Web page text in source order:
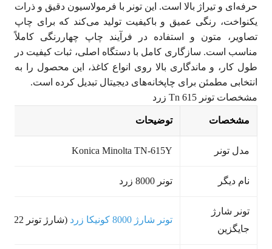
حرفه‌ای و تیراژ بالا است. این تونر با فرمولاسیون دقیق و ذرات
یکنواخت، رنگی عمیق و باکیفیت تولید می‌کند که برای چاپ
تصاویر، متون و استفاده در فرآیند چاپ چهاررنگی کاملاً
مناسب است. سازگاری کامل با دستگاه اصلی، ثبات کیفیت در
طول کار، و ماندگاری بالا روی انواع کاغذ، این محصول را به
انتخابی مطمئن برای چاپخانه‌های دیجیتال تبدیل کرده است.
مشخصات تونر Tn 615 زرد
مشخصات توضیحات
مدل تونر Konica Minolta TN-615Y
نام دیگر تونر 8000 زرد
تونر شارژ
جایگزین
تونر شارژ 8000 کونیکا زرد (شارژ تونر TN-622)